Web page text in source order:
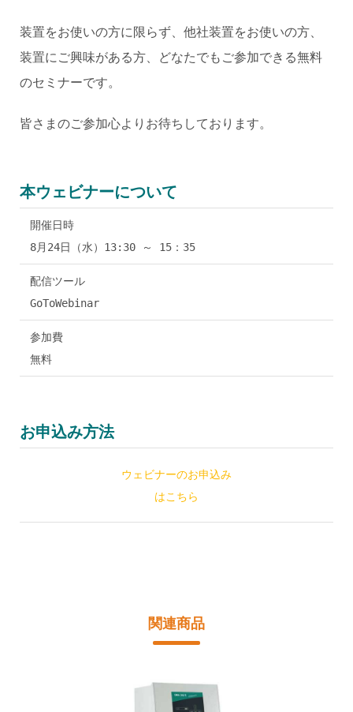
装置をお使いの方に限らず、他社装置をお使いの方、
装置にご興味がある方、どなたでもご参加できる無料
のセミナーです。
皆さまのご参加心よりお待ちしております。
本ウェビナーについて
開催日時
8月24日（水）13:30 ～ 15：35
配信ツール
GoToWebinar
参加費
無料
お申込み方法
ウェビナーのお申込み
はこちら
関連商品